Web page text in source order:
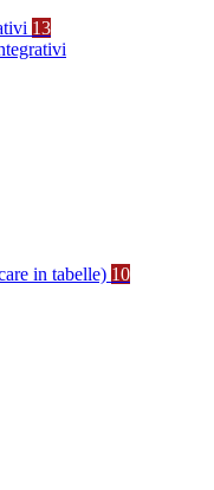
13
in tabelle) 10